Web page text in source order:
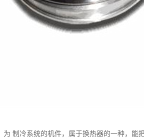
为 制冷系统的机件，属于换热器的一种，